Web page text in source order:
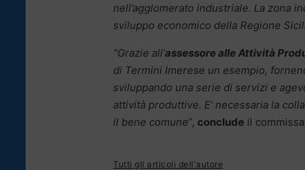
nell’agglomerato industriale. La zona
sviluppo economico della Regione
“Grazie all’assessore alle Attività
di Termini Imerese un esempio,
sviluppando una serie di servizi e
attività produttive. E’ necessaria la
il bene comune”, conclude il
Tutti gli articoli dell'autore